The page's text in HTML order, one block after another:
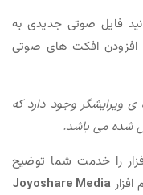
فایل صوتی جدیدی به
افزودن افکت های صوتی
ویرایشگر وجود دارد که
شده می باشد.
را خدمت شما توضیح
Joyoshare Media